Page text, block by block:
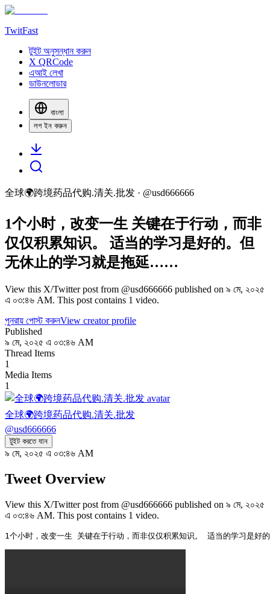
TwitFast
টুইট অনুসন্ধান করুন
X QRCode
এআই লেখা
ডাউনলোডার
বাংলা
লগ ইন করুন
全球🌍跨境药品代购.清关.批发 · @usd666666
1个小时，改变一生 关键在于行动，而非
仅仅积累知识。 适当的学习是好的。但
无休止的学习就是拖延……
View this X/Twitter post from @usd666666 published on ৯ মে, ২০২৫
এ ০৩:৪৬ AM. This post contains 1 video.
পুনরায় পোস্ট করুনView creator profile
Published
৯ মে, ২০২৫ এ ০৩:৪৬ AM
Thread Items
1
Media Items
1
全球🌍跨境药品代购.清关.批发
@usd666666
টুইট করতে যান
৯ মে, ২০২৫ এ ০৩:৪৬ AM
Tweet Overview
View this X/Twitter post from @usd666666 published on ৯ মে, ২০২৫
এ ০৩:৪৬ AM. This post contains 1 video.
1个小时，改变一生 关键在于行动，而非仅仅积累知识。 适当的学习是好